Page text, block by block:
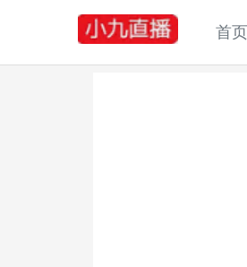
首页